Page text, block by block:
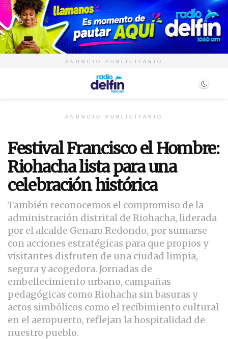
ANUNCIO PUBLICITARIO
ANUNCIO PUBLICITARIO
Festival Francisco el Hombre:
Riohacha lista para una
celebración histórica
También reconocemos el compromiso de la
administración distrital de Riohacha, liderada
por el alcalde Genaro Redondo, por sumarse
con acciones estratégicas para que propios y
visitantes disfruten de una ciudad limpia,
segura y acogedora. Jornadas de
embellecimiento urbano, campañas
pedagógicas como Riohacha sin basuras y
actos simbólicos como el recibimiento cultural
en el aeropuerto, reflejan la hospitalidad de
nuestro pueblo.